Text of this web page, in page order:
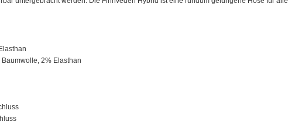
2% Elasthan